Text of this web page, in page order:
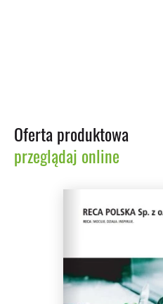
Oferta produktowa
przeglądaj online